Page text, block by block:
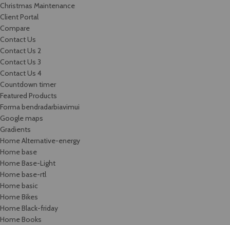
Christmas Maintenance
Client Portal
Compare
Contact Us
Contact Us 2
Contact Us 3
Contact Us 4
Countdown timer
Featured Products
Forma bendradarbiavimui
Google maps
Gradients
Home Alternative-energy
Home base
Home Base-Light
Home base-rtl
Home basic
Home Bikes
Home Black-friday
Home Books